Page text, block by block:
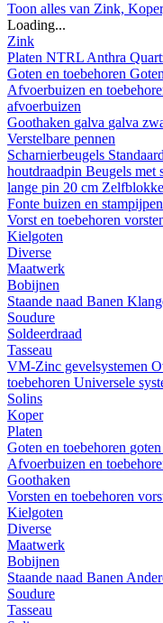
Toon alles van Zink,
Loading...
Zink
Platen NTRL Anthra
Goten en toebehoren Goten
Afvoerbuizen en
afvoerbuizen
Goothaken galva galva
Verstelbare pennen
Scharnierbeugels
houtdraadpin Beugels met
lange pin 20 cm
Fonte buizen en stampijpen
Vorst en toebehoren
Kielgoten
Diverse
Maatwerk
Bobijnen
Staande naad Banen
Soudure
Soldeerdraad
Tasseau
VM-Zinc gevelsystemen
toebehoren Universele
Solins
Koper
Platen
Goten en toebehoren goten
Afvoerbuizen en
Goothaken
Vorsten en toebehoren
Kielgoten
Diverse
Maatwerk
Bobijnen
Staande naad Banen
Soudure
Tasseau